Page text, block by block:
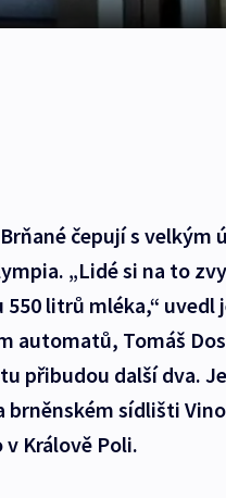
čepují s velkým
„Lidé si na to
litrů mléka,“
automatů, Tomáš
přibudou další dva.
sídlišti
Králově Poli.